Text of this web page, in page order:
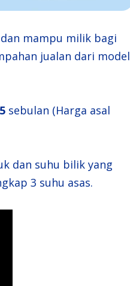
mampu milik bagi
jualan dari model
sebulan (Harga asal
dan suhu bilik yang
3 suhu asas.